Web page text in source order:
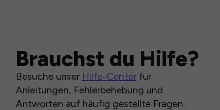
Brauchst du Hilfe?
Besuche unser Hilfe-Center für
Anleitungen, Fehlerbehebung und
Antworten auf häufig gestellte Fragen.